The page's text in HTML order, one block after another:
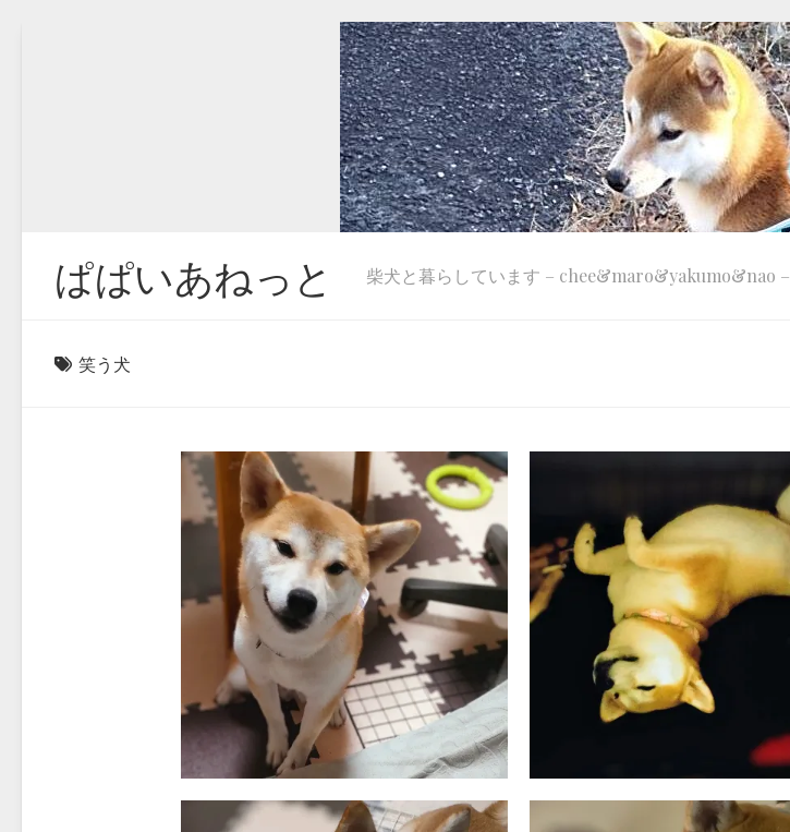
ぱぱいあねっと 柴犬と暮らしています – chee&maro&yakumo&nao –
笑う犬